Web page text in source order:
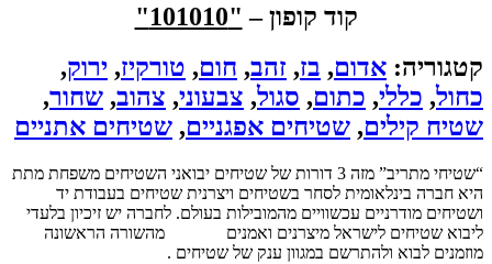
קוד קופון – "101010"
קטגוריה: אדום, בז, זהב, חום, טורקיז, ירוק,
כחול, כללי, כתום, סגול, צבעוני, צהוב, שחור,
שטיח קילים, שטיחים אפגניים, שטיחים אתניים
“שטיחי מתריב” מזה 3 דורות של שטיחים יבואני השטיחים משפחת מתת
היא חברה בינלאומית לסחר בשטיחים ויצרנית שטיחים בעבודת יד
ושטיחים מודרניים עכשוויים מהמובילות בעולם. לחברה יש זיכיון בלעדי
ליבוא שטיחים לישראל מיצרנים ואמנים
מהשורה הראשונה
מוזמנים לבוא ולהתרשם במגוון ענק של שטיחים .